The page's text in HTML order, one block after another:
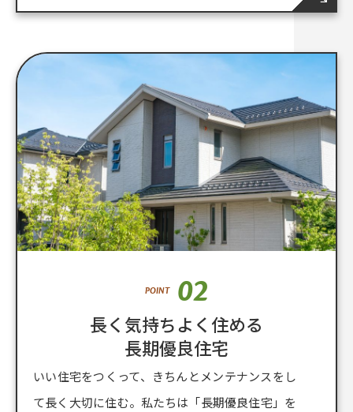
POINT 02
長く気持ちよく住める
長期優良住宅
いい住宅をつくって、きちんとメンテナンスをし
て長く大切に住む。私たちは「長期優良住宅」を